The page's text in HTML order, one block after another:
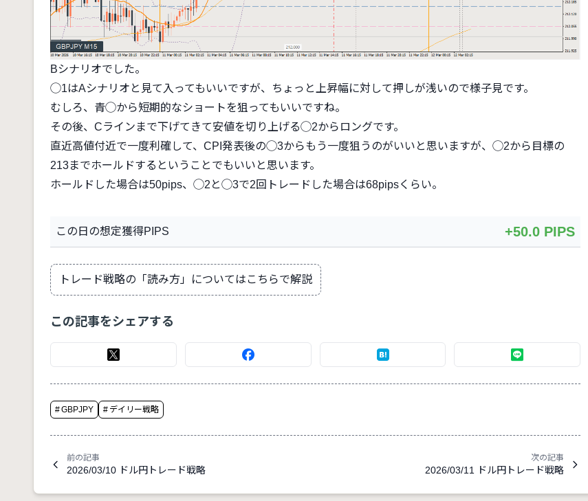
Bシナリオでした。
◯1はAシナリオと見て入ってもいいですが、ちょっと上昇幅に対して押しが浅いので様子見です。
むしろ、青◯から短期的なショートを狙ってもいいですね。
その後、Cラインまで下げてきて安値を切り上げる◯2からロングです。
直近高値付近で一度利確して、CPI発表後の◯3からもう一度狙うのがいいと思いますが、◯2から目標の
213までホールドするということでもいいと思います。
ホールドした場合は50pips、◯2と◯3で2回トレードした場合は68pipsくらい。
この日の想定獲得PIPS +50.0 PIPS
トレード戦略の「読み方」についてはこちらで解説
この記事をシェアする
#GBPJPY # デイリー戦略
前の記事
2026/03/10 ドル円トレード戦略
次の記事
2026/03/11 ドル円トレード戦略